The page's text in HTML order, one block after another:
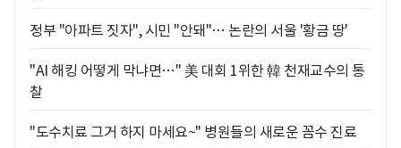
정부 "아파트 짓자", 시민 "안돼"… 논란의 서울 '황금 땅'
"AI 해킹 어떻게 막냐면…" 美 대회 1위한 韓 천재교수의 통
찰
"도수치료 그거 하지 마세요~" 병원들의 새로운 꼼수 진료